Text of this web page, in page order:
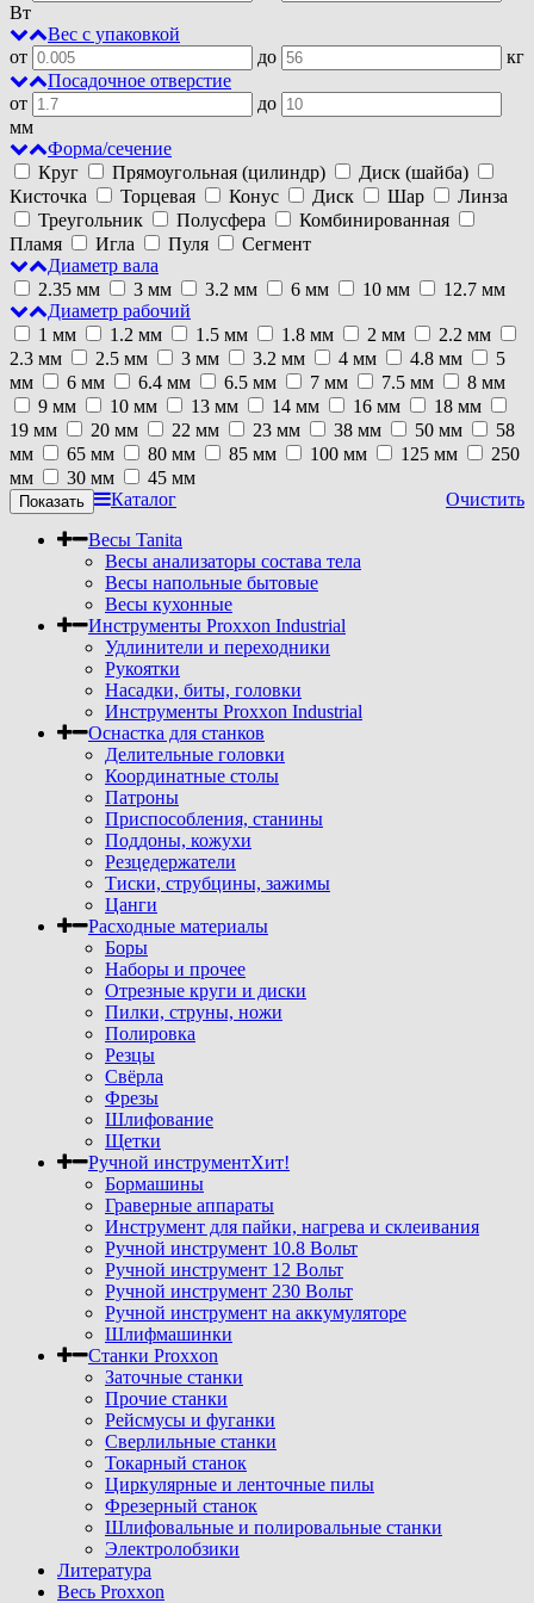
Вт
Вес с упаковкой
от
до
кг
Посадочное отверстие
от
до
мм
Форма/сечение
Круг
Прямоугольная (цилиндр)
Диск (шайба)
Кисточка
Торцевая Конус Диск Шар
Линза
Треугольник
Полусфера
Комбинированная
Пламя
Игла Пуля
Сегмент
Диаметр вала
2.35 мм
3 мм 3.2 мм 6 мм 10 мм
12.7 мм
Диаметр рабочий
1 мм
1.2 мм 1.5 мм 1.8 мм 2 мм
2.2 мм
2.3 мм
2.5 мм 3 мм 3.2 мм 4 мм 4.8 мм
5
мм
6 мм 6.4 мм 6.5 мм 7 мм 7.5 мм
8 мм
9 мм
10 мм 13 мм 14 мм 16 мм
18 мм
19 мм
20 мм 22 мм 23 мм 38 мм 50 мм
58
мм
65 мм 80 мм 85 мм 100 мм 125 мм
250
мм
30 мм
45 мм
Очистить
Каталог
Весы Tanita
Весы анализаторы состава тела
Весы напольные бытовые
Весы кухонные
Инструменты Proxxon Industrial
Удлинители и переходники
Рукоятки
Насадки, биты, головки
Инструменты Proxxon Industrial
Оснастка для станков
Делительные головки
Координатные столы
Патроны
Приспособления, станины
Поддоны, кожухи
Резцедержатели
Тиски, струбцины, зажимы
Цанги
Расходные материалы
Боры
Наборы и прочее
Отрезные круги и диски
Пилки, струны, ножи
Полировка
Резцы
Свёрла
Фрезы
Шлифование
Щетки
Ручной инструментХит!
Бормашины
Граверные аппараты
Инструмент для пайки, нагрева и склеивания
Ручной инструмент 10.8 Вольт
Ручной инструмент 12 Вольт
Ручной инструмент 230 Вольт
Ручной инструмент на аккумуляторе
Шлифмашинки
Станки Proxxon
Заточные станки
Прочие станки
Рейсмусы и фуганки
Сверлильные станки
Токарный станок
Циркулярные и ленточные пилы
Фрезерный станок
Шлифовальные и полировальные станки
Электролобзики
Литература
Весь Proxxon